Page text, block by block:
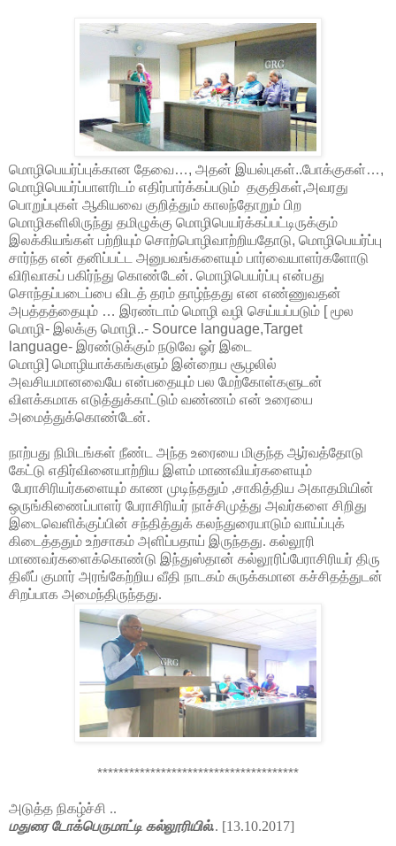
மொழிபெயர்ப்புக்கான தேவை…, அதன் இயல்புகள்..போக்குகள்…,
மொழிபெயர்ப்பாளரிடம் எதிர்பார்க்கப்படும் தகுதிகள்,அவரது
பொறுப்புகள் ஆகியவை குறித்தும் காலந்தோறும் பிற
மொழிகளிலிருந்து தமிழுக்கு மொழிபெயர்க்கப்பட்டிருக்கும்
இலக்கியங்கள் பற்றியும் சொற்பொழிவாற்றியதோடு, மொழிபெயர்ப்பு
சார்ந்த என் தனிப்பட்ட அனுபவங்களையும் பார்வையாளர்களோடு
விரிவாகப் பகிர்ந்து கொண்டேன். மொழிபெயர்ப்பு என்பது
சொந்தப்படைப்பை விடத் தரம் தாழ்ந்தது என எண்ணுவதன்
அபத்தத்தையும் … இரண்டாம் மொழி வழி செய்யப்படும் [ மூல
மொழி- இலக்கு மொழி..- Source language,Target
language- இரண்டுக்கும் நடுவே ஓர் இடை
மொழி] மொழியாக்கங்களும் இன்றைய சூழலில்
அவசியமானவையே என்பதையும் பல மேற்கோள்களுடன்
விளக்கமாக எடுத்துக்காட்டும் வண்ணம் என் உரையை
அமைத்துக்கொண்டேன்.
நாற்பது நிமிடங்கள் நீண்ட அந்த உரையை மிகுந்த ஆர்வத்தோடு
கேட்டு எதிர்வினையாற்றிய இளம் மாணவியர்களையும்
பேராசிரியர்களையும் காண முடிந்ததும் ,சாகித்திய அகாதமியின்
ஒருங்கிணைப்பாளர் பேராசிரியர் நாச்சிமுத்து அவர்களை சிறிது
இடைவெளிக்குப்பின் சந்தித்துக் கலந்துரையாடும் வாய்ப்புக்
கிடைத்ததும் உற்சாகம் அளிப்பதாய் இருந்தது. கல்லூரி
மாணவர்களைக்கொண்டு இந்துஸ்தான் கல்லூரிப்பேராசிரியர் திரு
திலீப் குமார் அரங்கேற்றிய வீதி நாடகம் சுருக்கமான கச்சிதத்துடன்
சிறப்பாக அமைந்திருந்தது.
**************************************
அடுத்த நிகழ்ச்சி ..
மதுரை டோக்பெருமாட்டி கல்லூரியில்.. [13.10.2017]